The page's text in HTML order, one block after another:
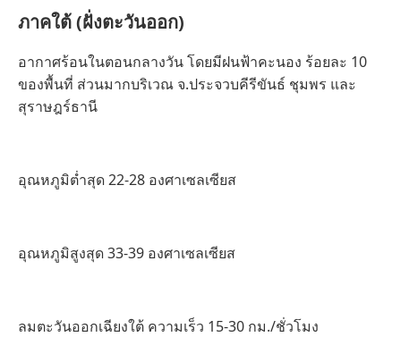
ภาคใต้ (ฝั่งตะวันออก)
อากาศร้อนในตอนกลางวัน โดยมีฝนฟ้าคะนอง ร้อยละ 10
ของพื้นที่ ส่วนมากบริเวณ จ.ประจวบคีรีขันธ์ ชุมพร และ
สุราษฎร์ธานี
อุณหภูมิต่ำสุด 22-28 องศาเซลเซียส
อุณหภูมิสูงสุด 33-39 องศาเซลเซียส
ลมตะวันออกเฉียงใต้ ความเร็ว 15-30 กม./ชั่วโมง